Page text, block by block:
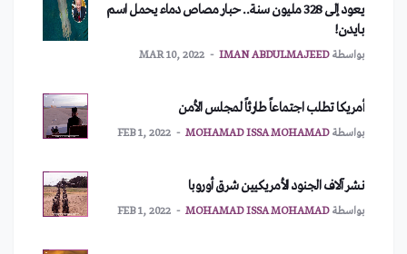
يعود إلى 328 مليون سنة.. حبار مصاص دماء يحمل اسم
بايدن!
بواسطةIMAN ABDULMAJEED
MAR 10, 2022
أمريكا تطلب اجتماعاً طارئاً لمجلس الأمن
بواسطةMOHAMAD ISSA MOHAMAD
FEB 1, 2022
نشر آلاف الجنود الأمريكيين شرق أوروبا
بواسطةMOHAMAD ISSA MOHAMAD
FEB 1, 2022